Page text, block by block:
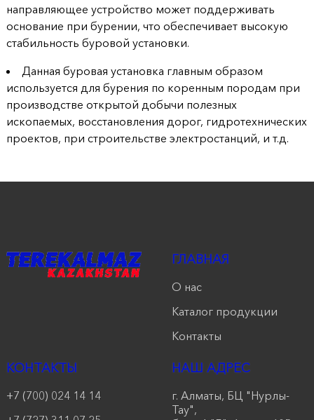
направляющее устройство может поддерживать
основание при бурении, что обеспечивает высокую
стабильность буровой установки.
Данная буровая установка главным образом
используется для бурения по коренным породам при
производстве открытой добычи полезных
ископаемых, восстановления дорог, гидротехнических
проектов, при строительстве электростанций, и т.д.
ГЛАВНАЯ
О нас
Каталог продукции
Контакты
КОНТАКТЫ
+7 (700) 024 14 14
НАШ АДРЕС
г. Алматы, БЦ "Нурлы-
Тау",